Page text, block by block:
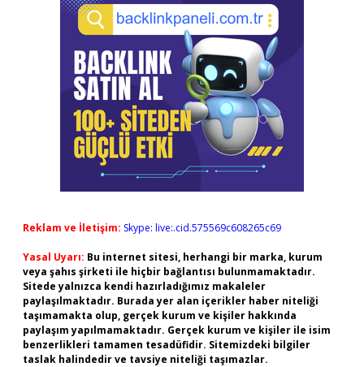
Reklam ve İletişim: Skype: live:.cid.575569c608265c69
Yasal Uyarı: Bu internet sitesi, herhangi bir marka, kurum
veya şahıs şirketi ile hiçbir bağlantısı bulunmamaktadır.
Sitede yalnızca kendi hazırladığımız makaleler
paylaşılmaktadır. Burada yer alan içerikler haber niteliği
taşımamakta olup, gerçek kurum ve kişiler hakkında
paylaşım yapılmamaktadır. Gerçek kurum ve kişiler ile isim
benzerlikleri tamamen tesadüfidir. Sitemizdeki bilgiler
taslak halindedir ve tavsiye niteliği taşımazlar.